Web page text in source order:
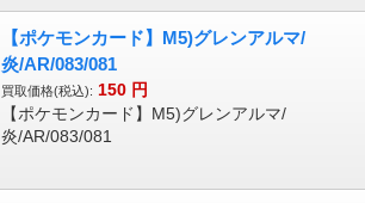
【ポケモンカード】M5)グレンアルマ/
炎/AR/083/081
買取価格(税込): 150 円
【ポケモンカード】M5)グレンアルマ/
炎/AR/083/081